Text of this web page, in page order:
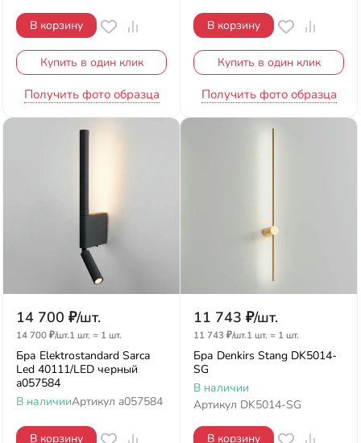
В корзину
Купить в один клик
Получить фото образца
В корзину
Купить в один клик
Получить фото образца
14 700 ₽/шт.
14 700₽/шт.1 шт. = 1 шт.
Бра Elektrostandard Sarca
Led 40111/LED черный
a057584
В наличииАртикул a057584
В корзину
11 743 ₽/шт.
11 743 ₽/шт.1 шт. = 1 шт.
Бра Denkirs Stang DK5014-
SG
В наличии
Артикул DK5014-SG
В корзину